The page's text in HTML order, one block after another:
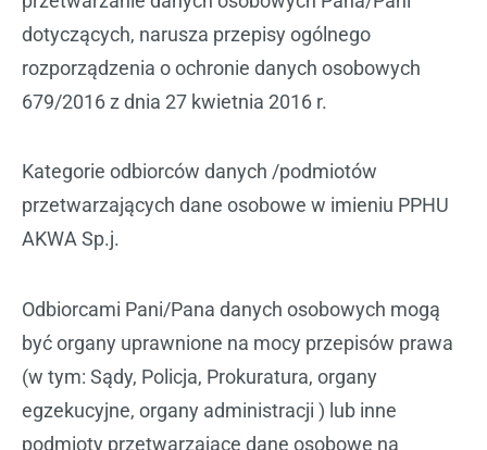
dotyczących, narusza przepisy ogólnego
rozporządzenia o ochronie danych osobowych
679/2016 z dnia 27 kwietnia 2016 r.
Kategorie odbiorców danych /podmiotów
przetwarzających dane osobowe w imieniu PPHU
AKWA Sp.j.
Odbiorcami Pani/Pana danych osobowych mogą
być organy uprawnione na mocy przepisów prawa
(w tym: Sądy, Policja, Prokuratura, organy
egzekucyjne, organy administracji ) lub inne
podmioty przetwarzające dane osobowe na